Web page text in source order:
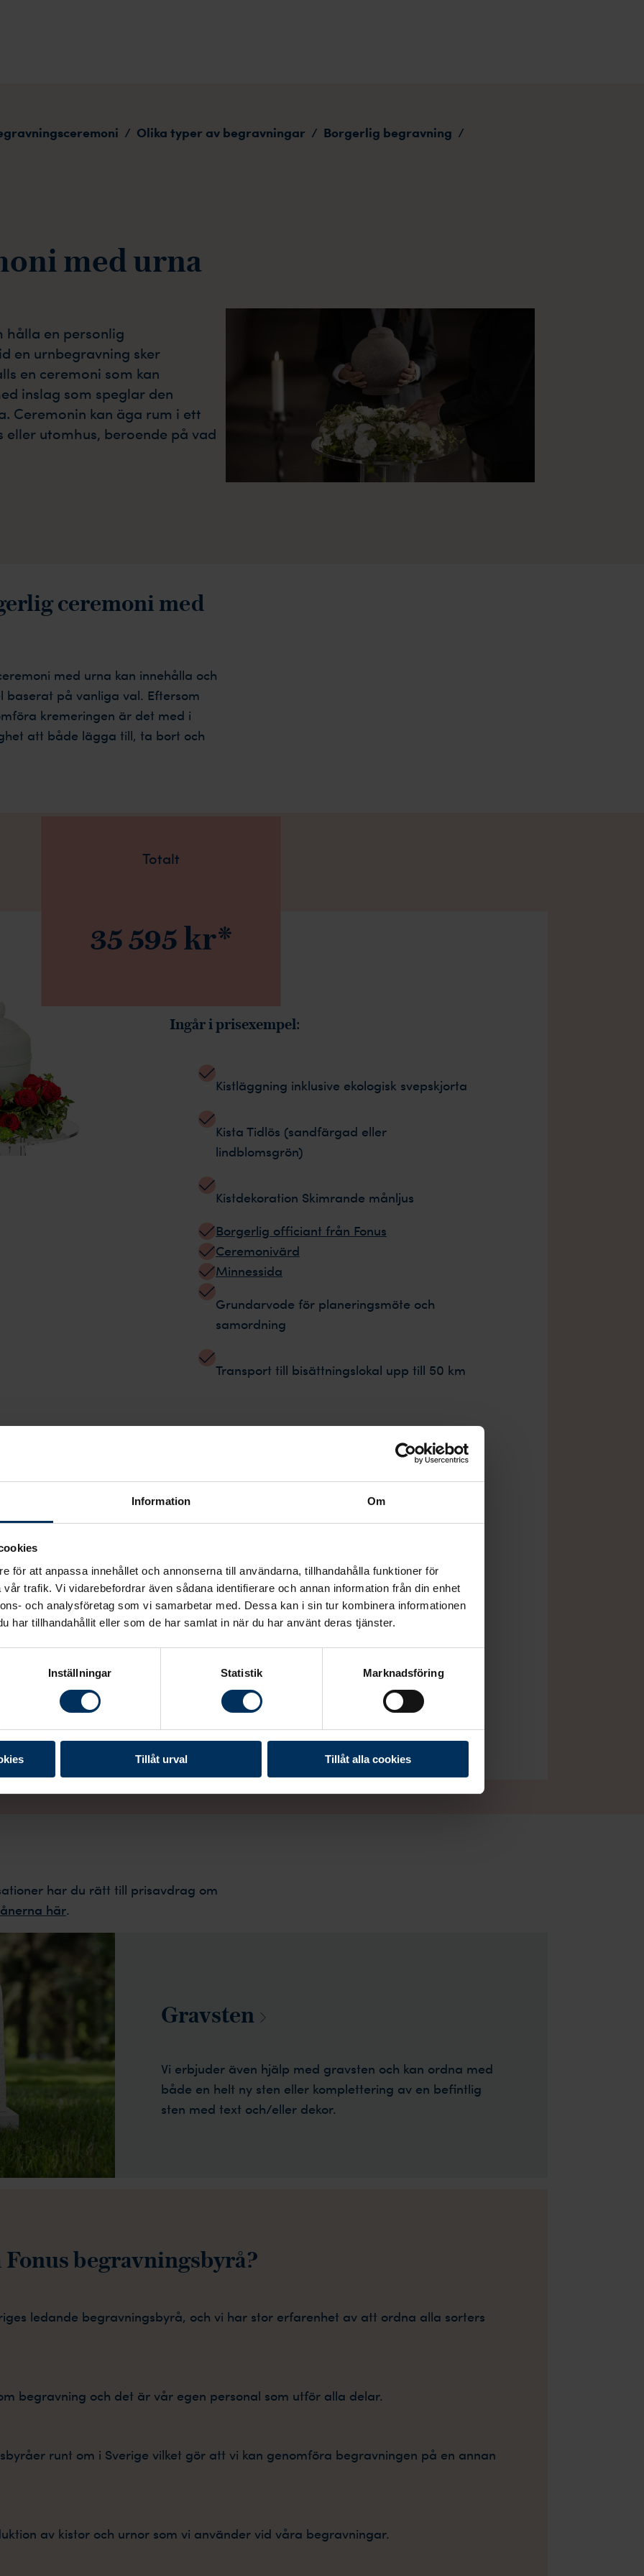
Information Om
för att anpassa innehållet och annonserna till användarna, tillhandahålla funktioner för
trafik. Vi vidarebefordrar även sådana identifierare och annan information från din enhet
och analysföretag som vi samarbetar med. Dessa kan i sin tur kombinera informationen
har tillhandahållit eller som de har samlat in när du har använt deras tjänster.
Inställningar Statistik Marknadsföring
Tillåt urval Tillåt alla cookies
/ Olika typer av begravningar / Borgerlig begravning /
med urna
en personlig
en urnbegravning sker
en ceremoni som kan
inslag som speglar den
Ceremonin kan äga rum i ett
utomhus, beroende på vad
ceremoni med
med urna kan innehålla och
på vanliga val. Eftersom
kremeringen är det med i
att både lägga till, ta bort och
Totalt
35 595 kr*
Ingår i prisexempel:
Kistläggning inklusive ekologisk svepskjorta
Kista Tidlös (sandfärgad eller
lindblomsgrön)
Kistdekoration Skimrande månljus
Borgerlig officiant från Fonus
Ceremonivärd
Minnessida
Grundarvode för planeringsmöte och
samordning
Transport till bisättningslokal upp till 50 km
ovan kan du
avlidna ska kremeras,
i en tidning eller
ceremoni om det är
fysiskt, bärare vid
med mat och dryck
lokala avvikelser samt hur omfattandebegravningsplaneringen är, var i
samt vilka transporter som behövs.
har du rätt till prisavdrag om
här.
Gravsten
Vi erbjuder även hjälp med gravsten och kan ordna med
både en helt ny sten eller komplettering av en befintlig
sten med text och/eller dekor.
begravningsbyrå?
ledande begravningsbyrå, och vi har stor erfarenhet av att ordna alla sorters
begravning och det är vår egen personal som utför alla delar.
runt om i Sverige vilket gör att vi kan genomföra begravningen på en annan
av kistor och urnor som vi använder vid våra begravningar.